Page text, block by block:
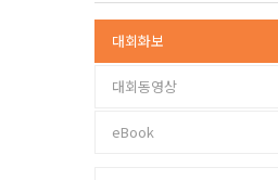
대회화보
대회동영상
eBook